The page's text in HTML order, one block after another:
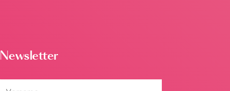
Newsletter